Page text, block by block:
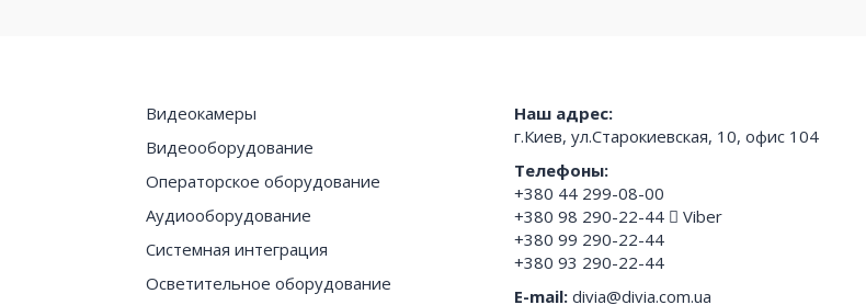
Видеокамеры
Видеооборудование
Операторское оборудование
Аудиооборудование
Системная интеграция
Осветительное оборудование
Наш адрес:
г.Киев, ул.Старокиевская, 10, офис 104
Телефоны:
+380 44 299-08-00
+380 98 290-22-44
Viber
+380 99 290-22-44
+380 93 290-22-44
E-mail: divia@divia.com.ua